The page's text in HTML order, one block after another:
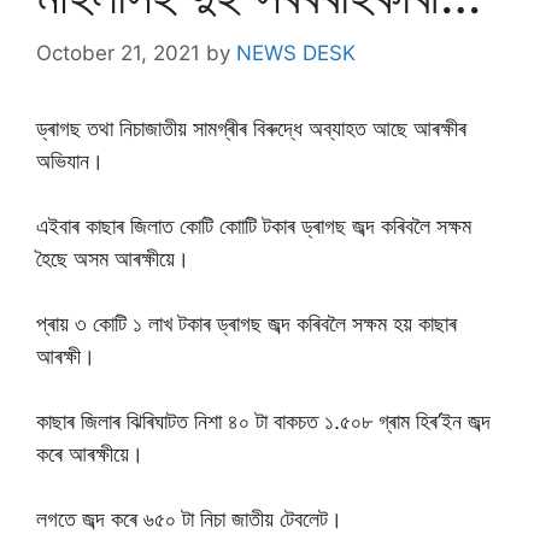
October 21, 2021 by NEWS DESK
ড্ৰাগছ তথা নিচাজাতীয় সামগ্ৰীৰ বিৰুদ্ধে অব্যাহত আছে আৰক্ষীৰ
অভিযান।
এইবাৰ কাছাৰ জিলাত কোটি কাোটি টকাৰ ড্ৰাগছ জব্দ কৰিবলৈ সক্ষম
হৈছে অসম আৰক্ষীয়ে।
প্ৰায় ৩ কোটি ১ লাখ টকাৰ ড্ৰাগছ জব্দ কৰিবলৈ সক্ষম হয় কাছাৰ
আৰক্ষী।
কাছাৰ জিলাৰ ঝিৰিঘাটত নিশা ৪০ টা বাকচত ১.৫০৮ গ্ৰাম হিৰ’ইন জব্দ
কৰে আৰক্ষীয়ে।
লগতে জব্দ কৰে ৬৫০ টা নিচা জাতীয় টেবলেট।